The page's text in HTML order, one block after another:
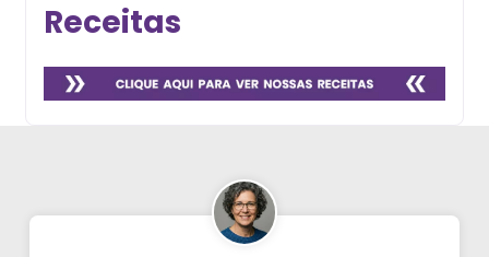
Receitas